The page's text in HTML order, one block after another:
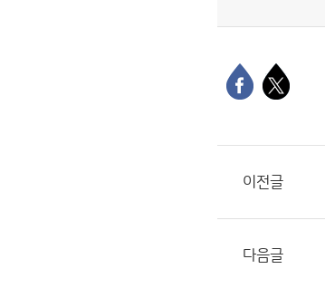
이전글
다음글